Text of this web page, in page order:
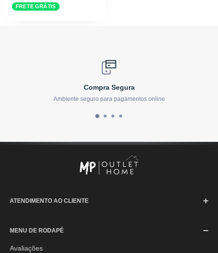
FRETE GRÁTIS
Compra Segura
Ambiente seguro para pagamentos online
ATENDIMENTO AO CLIENTE
Segunda à Sexta-feira: 08h às 17h30min
Sábado: 08h às 12h
MENU DE RODAPÉ
Avaliações